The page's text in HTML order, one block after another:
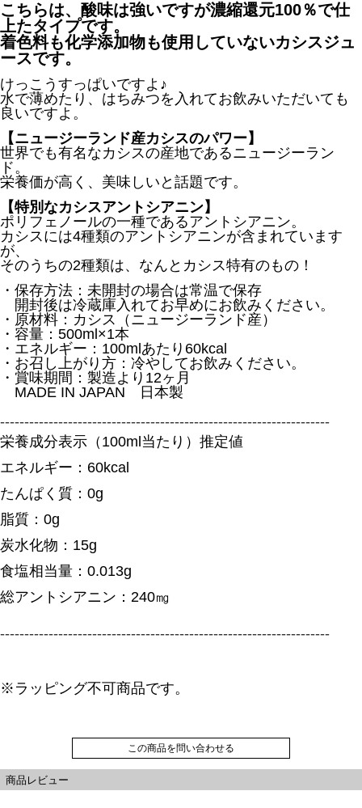
こちらは、酸味は強いですが濃縮還元100％で仕
上たタイプです。
着色料も化学添加物も使用していないカシスジュ
ースです。
けっこうすっぱいですよ♪
水で薄めたり、はちみつを入れてお飲みいただいても
良いですよ。
【ニュージーランド産カシスのパワー】
世界でも有名なカシスの産地であるニュージーラン
ド。
栄養価が高く、美味しいと話題です。
【特別なカシスアントシアニン】
ポリフェノールの一種であるアントシアニン。
カシスには4種類のアントシアニンが含まれています
が、
そのうちの2種類は、なんとカシス特有のもの！
・保存方法：未開封の場合は常温で保存
開封後は冷蔵庫入れてお早めにお飲みください。
・原材料：カシス（ニュージーランド産）
・容量：500ml×1本
・エネルギー：100mlあたり60kcal
・お召し上がり方：冷やしてお飲みください。
・賞味期間：製造より12ヶ月
MADE IN JAPAN 日本製
--------------------------------------------------------------------
栄養成分表示（100ml当たり）推定値
エネルギー：60kcal
たんぱく質：0g
脂質：0g
炭水化物：15g
食塩相当量：0.013g
総アントシアニン：240㎎
--------------------------------------------------------------------
※ラッピング不可商品です。
この商品を問い合わせる
商品レビュー